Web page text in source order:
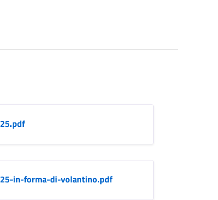
in-forma-di-volantino.pdf